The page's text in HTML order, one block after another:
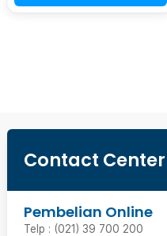
Contact Center
Pembelian Online
Telp : (021) 39 700 200